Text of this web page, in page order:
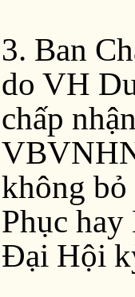
3. Ban
do VH
chấp
không
Phục
Đại Hội